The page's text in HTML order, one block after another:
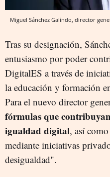
Miguel Sánchez Galindo, director
Tras su designación,
entusiasmo por poder
DigitalES a través de
la educación y formación
Para el nuevo director
fórmulas que
igualdad digital, así
mediante iniciativas
desigualdad".